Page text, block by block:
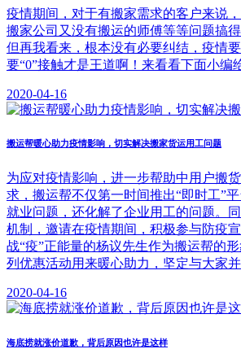
疫情期间，对于有搬家需求的客户来说
搬家公司又没有搬运的师傅等等问题搞
但再我看来，根本没有必要纠结，疫情
要“0”接触才是王道啊！来看看下面小编
2020-04-16
搬运帮暖心助力疫情影响，切实解决搬家货运用工问题
为应对疫情影响，进一步帮助中用户搬
求，搬运帮不仅第一时间推出“即时工”
就业问题，还化解了企业用工的问题。
机制，邀请在疫情期间，积极参与防疫
战“疫”正能量的杨议先生作为搬运帮的
列优惠活动用来暖心助力，坚定与大家
2020-04-16
海底捞就涨价道歉，背后原因也许是这样